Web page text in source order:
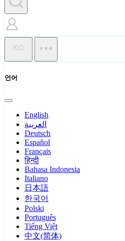
KO
언어
English
العربية
Deutsch
Español
Français
हिन्दी
Bahasa Indonesia
Italiano
日本語
한국어
Polski
Português
Tiếng Việt
中文(简体)